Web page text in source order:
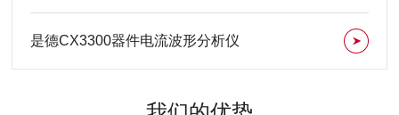
是德CX3300器件电流波形分析仪